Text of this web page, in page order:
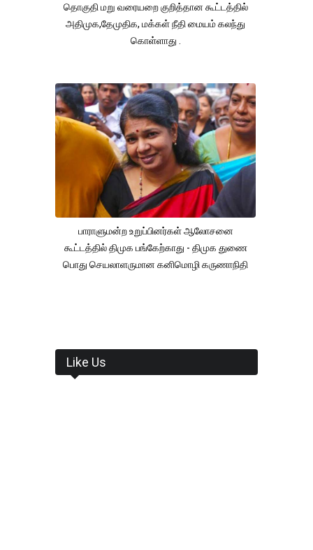
தொகுதி மறு வரையறை குறித்தான கூட்டத்தில்
அதிமுக,தேமுதிக, மக்கள் நீதி மையம் கலந்து
கொள்ளாது .
பாராளுமன்ற உறுப்பினர்கள் ஆலோசனை
கூட்டத்தில் திமுக பங்கேற்காது - திமுக துணை
பொது செயலாளருமான கனிமொழி கருணாநிதி
Like Us